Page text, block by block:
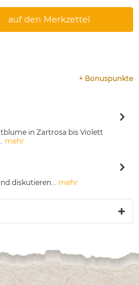
auf den Merkzettel
+ Bonuspunkte
in Zartrosa bis Violett
mehr
diskutieren...
mehr